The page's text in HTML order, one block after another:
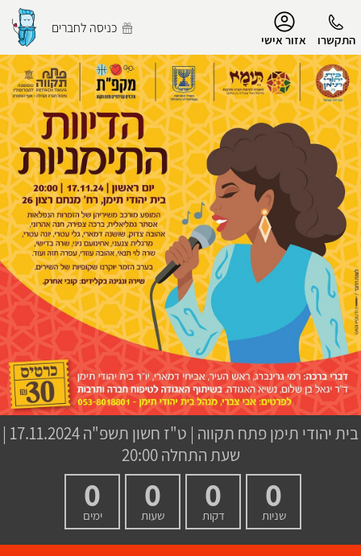
התקשרו אזור אישי
כניסה לחברים
הפרופיל שלי
התנתק
בית יהודי תימן פתח תקווה | ט"ז חשון תשפ"ה
17.11.2024 |
שעת התחלה 20:00
0
שניות
0
דקות
0
שעות
0
ימים